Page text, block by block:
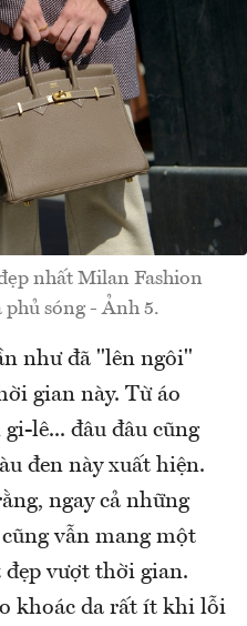
nhất Milan Fashion
phủ sóng - Ảnh 5.
như đã "lên ngôi"
gian này. Từ áo
lê... đâu đâu cũng
đen này xuất hiện.
ngay cả những
vẫn mang một
đẹp vượt thời gian.
khoác da rất ít khi lỗi